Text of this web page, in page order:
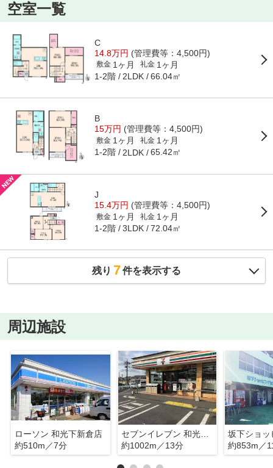
空室一覧
C
14.8万円 (管理費等：4,500円)
敷金 1ヶ月 礼金 1ヶ月
1-2階 2LDK 66.04㎡
B
15万円 (管理費等：4,500円)
敷金 1ヶ月 礼金 1ヶ月
1-2階 2LDK 65.42㎡
J
15.4万円 (管理費等：4,500円)
敷金 1ヶ月 礼金 1ヶ月
1-2階 3LDK 72.04㎡
残り 7件を表示する
周辺施設
ローソン 和光下新倉店
約510m／7分
セブンイレブン 和光下新倉店
約1002m／13分
約853m／